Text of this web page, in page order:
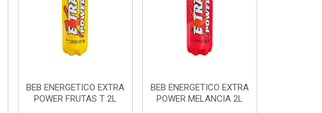
BEB ENERGETICO EXTRA
POWER FRUTAS T 2L
BEB ENERGETICO EXTRA
POWER MELANCIA 2L